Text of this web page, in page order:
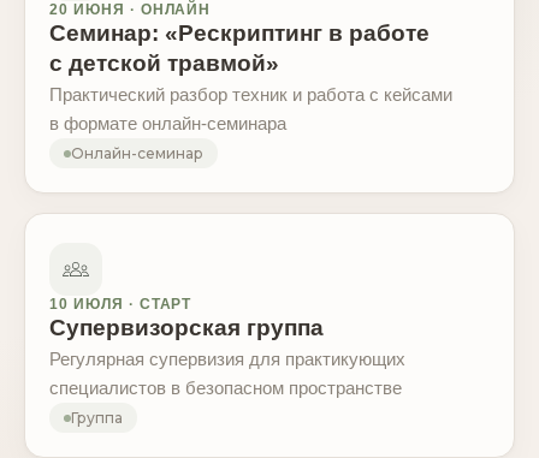
20 ИЮНЯ · ОНЛАЙН
Семинар: «Рескриптинг в работе
с детской травмой»
Практический разбор техник и работа с кейсами
в формате онлайн-семинара
Онлайн-семинар
10 ИЮЛЯ · СТАРТ
Супервизорская группа
Регулярная супервизия для практикующих
специалистов в безопасном пространстве
Группа